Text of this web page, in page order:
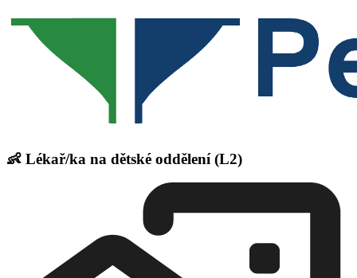
👶 Lékař/ka na dětské oddělení (L2)